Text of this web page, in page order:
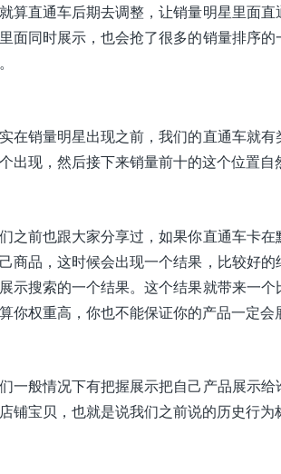
算直通车后期去调整，让销量明星里面
面同时展示，也会抢了很多的销量排序
在销量明星出现之前，我们的直通车就
出现，然后接下来销量前十的这个位置自
之前也跟大家分享过，如果你直通车卡
商品，这时候会出现一个结果，比较好
示搜索的一个结果。这个结果就带来一
你权重高，你也不能保证你的产品一定会
一般情况下有把握展示把自己产品展示
铺宝贝，也就是说我们之前说的历史行为